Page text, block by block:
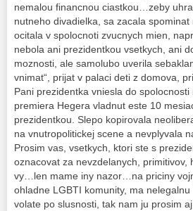
nemalou financnou ciastkou…zeby
nutneho divadielka, sa zacala
ocitala v spolocnoti zvucnych mien,
nebola ani prezidentkou vsetkych, ani
moznosti, ale samolubo uverila
vnimat“, prijat v palaci deti z domova,
Pani prezidentka vniesla do
premiera Hegera vladnut este 10
prezidentkou. Slepo kopirovala
na vnutropolitickej scene a nevplyvala
Prosim vas, vsetkych, ktori ste s
oznacovat za nevzdelanych,
vy…len mame iny nazor…na priciny
ohladne LGBTI komunity, ma
volate po slusnosti, tak nam ju prosim